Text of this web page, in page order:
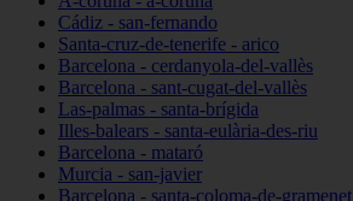
Cádiz - san-fernando
Santa-cruz-de-tenerife - arico
Barcelona - cerdanyola-del-vallès
Barcelona - sant-cugat-del-vallès
Las-palmas - santa-brígida
Illes-balears - santa-eulària-des-riu
Barcelona - mataró
Murcia - san-javier
Barcelona - santa-coloma-de-gramenet